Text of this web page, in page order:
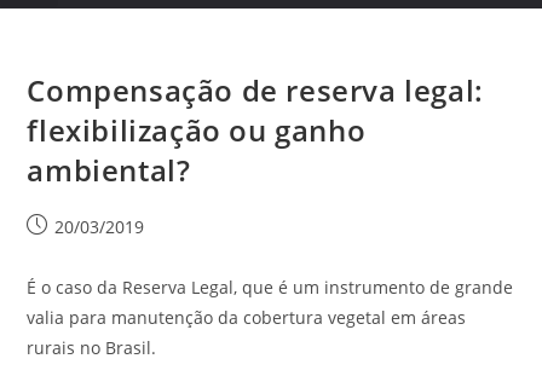
Compensação de reserva legal:
flexibilização ou ganho
ambiental?
20/03/2019
É o caso da Reserva Legal, que é um instrumento de grande
valia para manutenção da cobertura vegetal em áreas
rurais no Brasil.